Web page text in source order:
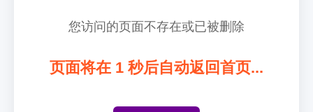
您访问的页面不存在或已被删除
页面将在 1 秒后自动返回首页...